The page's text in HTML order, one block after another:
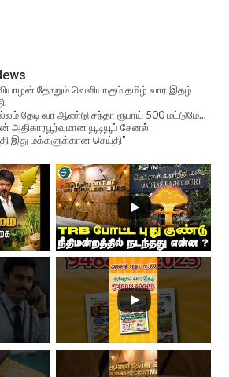
தோறும் வெளியாகும் தமிழ் வார இதழ்
தேடி வர ஆண்டு சந்தா ரூபாய் 500 மட்டுமே...
அதிகாரபூர்வமான யூடியூப் சேனல்
இது மக்களுக்கான செய்தி"